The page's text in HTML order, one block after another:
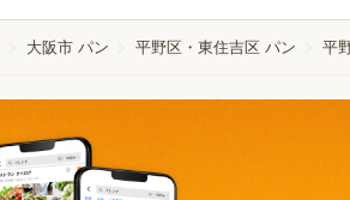
大阪市 パン 平野区・東住吉区 パン 平